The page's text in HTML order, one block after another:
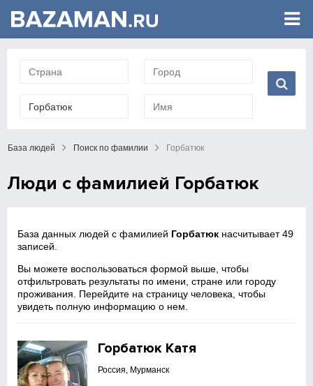
База людей Поиск по фамилии Горбатюк
Люди с фамилией Горбатюк
База данных людей с фамилией Горбатюк насчитывает 49
записей.
Вы можете воспользоваться формой выше, чтобы
отфильтровать результаты по имени, стране или городу
проживания. Перейдите на страницу человека, чтобы
увидеть полную информацию о нем.
Горбатюк Катя
Россия, Мурманск